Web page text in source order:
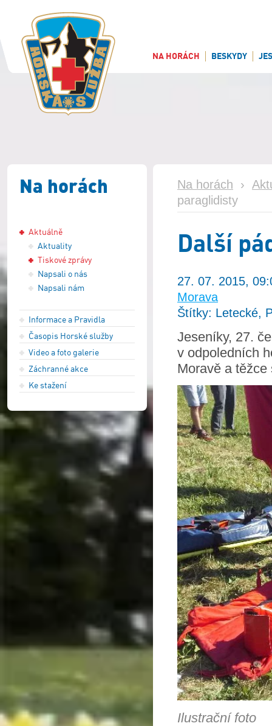
NA HORÁCH BESKYDY
Na horách
Aktuálně
Aktuality
Tiskové zprávy
Napsali o nás
Napsali nám
Informace a Pravidla
Časopis Horské služby
Video a foto galerie
Záchranné akce
Ke stažení
Na horách ›
paraglidisty
Další
27. 07. 2015,
Morava
Štítky: Letecké,
Jeseníky, 27.
v odpoledních
Moravě a těžce
Ilustrační foto